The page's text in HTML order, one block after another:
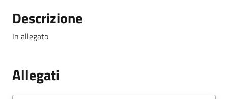
Descrizione
In allegato
Allegati